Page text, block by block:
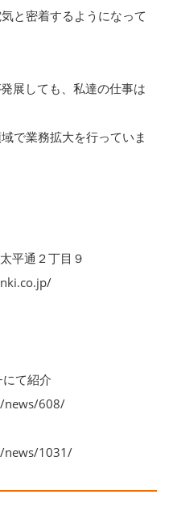
と密着するようになって
展しても、私達の仕事は
で業務拡大を行っていま
平通２丁目９
て紹介
news/608/
news/1031/